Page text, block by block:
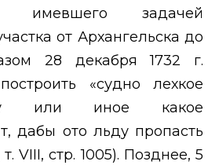
имевшего задачей
от Архангельска до
28 декабря 1732 г.
«судно лехкое
или иное какое
дабы ото льду пропасть
VIII, стр. 1005). Позднее, 5